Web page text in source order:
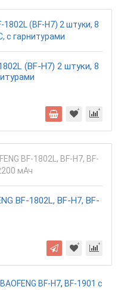
(BF-H7) 2 штуки, 8
BF-1802L, BF-H7, BF-
BF-H7, BF-1901 с